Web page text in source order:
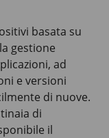
basata su
gestione
ad
e versioni
di nuove.
di
il